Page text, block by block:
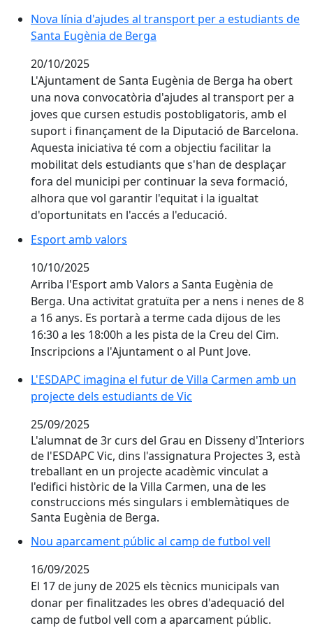
Nova línia d'ajudes al transport per a estudiants de
Nova línia d'ajudes al transport per a estudiants de
Santa Eugènia de Berga
20/10/2025
L'Ajuntament de Santa Eugènia de Berga ha obert
una nova convocatòria d'ajudes al transport per a
joves que cursen estudis postobligatoris, amb el
suport i finançament de la Diputació de Barcelona.
Aquesta iniciativa té com a objectiu facilitar la
mobilitat dels estudiants que s'han de desplaçar
fora del municipi per continuar la seva formació,
alhora que vol garantir l'equitat i la igualtat
d'oportunitats en l'accés a l'educació.
Esport amb valors
Esport amb valors
10/10/2025
Arriba l'Esport amb Valors a Santa Eugènia de
Berga. Una activitat gratuïta per a nens i nenes de 8
a 16 anys. Es portarà a terme cada dijous de les
16:30 a les 18:00h a les pista de la Creu del Cim.
Inscripcions a l'Ajuntament o al Punt Jove.
L'ESDAPC imagina el futur de Villa Carmen amb un
L'ESDAPC imagina el futur de Villa Carmen amb un
projecte dels estudiants de Vic
25/09/2025
L'alumnat de 3r curs del Grau en Disseny d'Interiors
de l'ESDAPC Vic, dins l'assignatura Projectes 3, està
treballant en un projecte acadèmic vinculat a
l'edifici històric de la Villa Carmen, una de les
construccions més singulars i emblemàtiques de
Santa Eugènia de Berga.
Nou aparcament públic al camp de futbol vell
Nou aparcament públic al camp de futbol vell
16/09/2025
El 17 de juny de 2025 els tècnics municipals van
donar per finalitzades les obres d'adequació del
camp de futbol vell com a aparcament públic.